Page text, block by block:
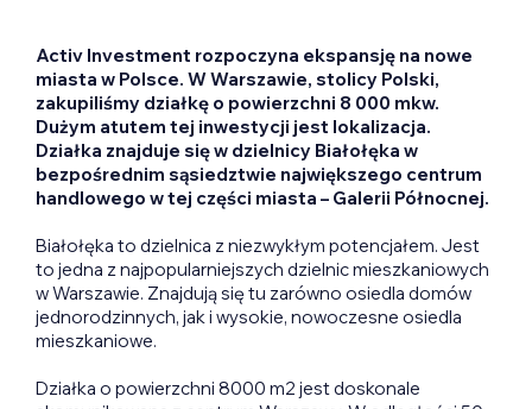
Activ Investment rozpoczyna ekspansję na nowe
miasta w Polsce. W Warszawie, stolicy Polski,
zakupiliśmy działkę o powierzchni 8 000 mkw.
Dużym atutem tej inwestycji jest lokalizacja.
Działka znajduje się w dzielnicy Białołęka w
bezpośrednim sąsiedztwie największego centrum
handlowego w tej części miasta – Galerii Północnej.
Białołęka to dzielnica z niezwykłym potencjałem. Jest
to jedna z najpopularniejszych dzielnic mieszkaniowych
w Warszawie. Znajdują się tu zarówno osiedla domów
jednorodzinnych, jak i wysokie, nowoczesne osiedla
mieszkaniowe.
Działka o powierzchni 8000 m2 jest doskonale